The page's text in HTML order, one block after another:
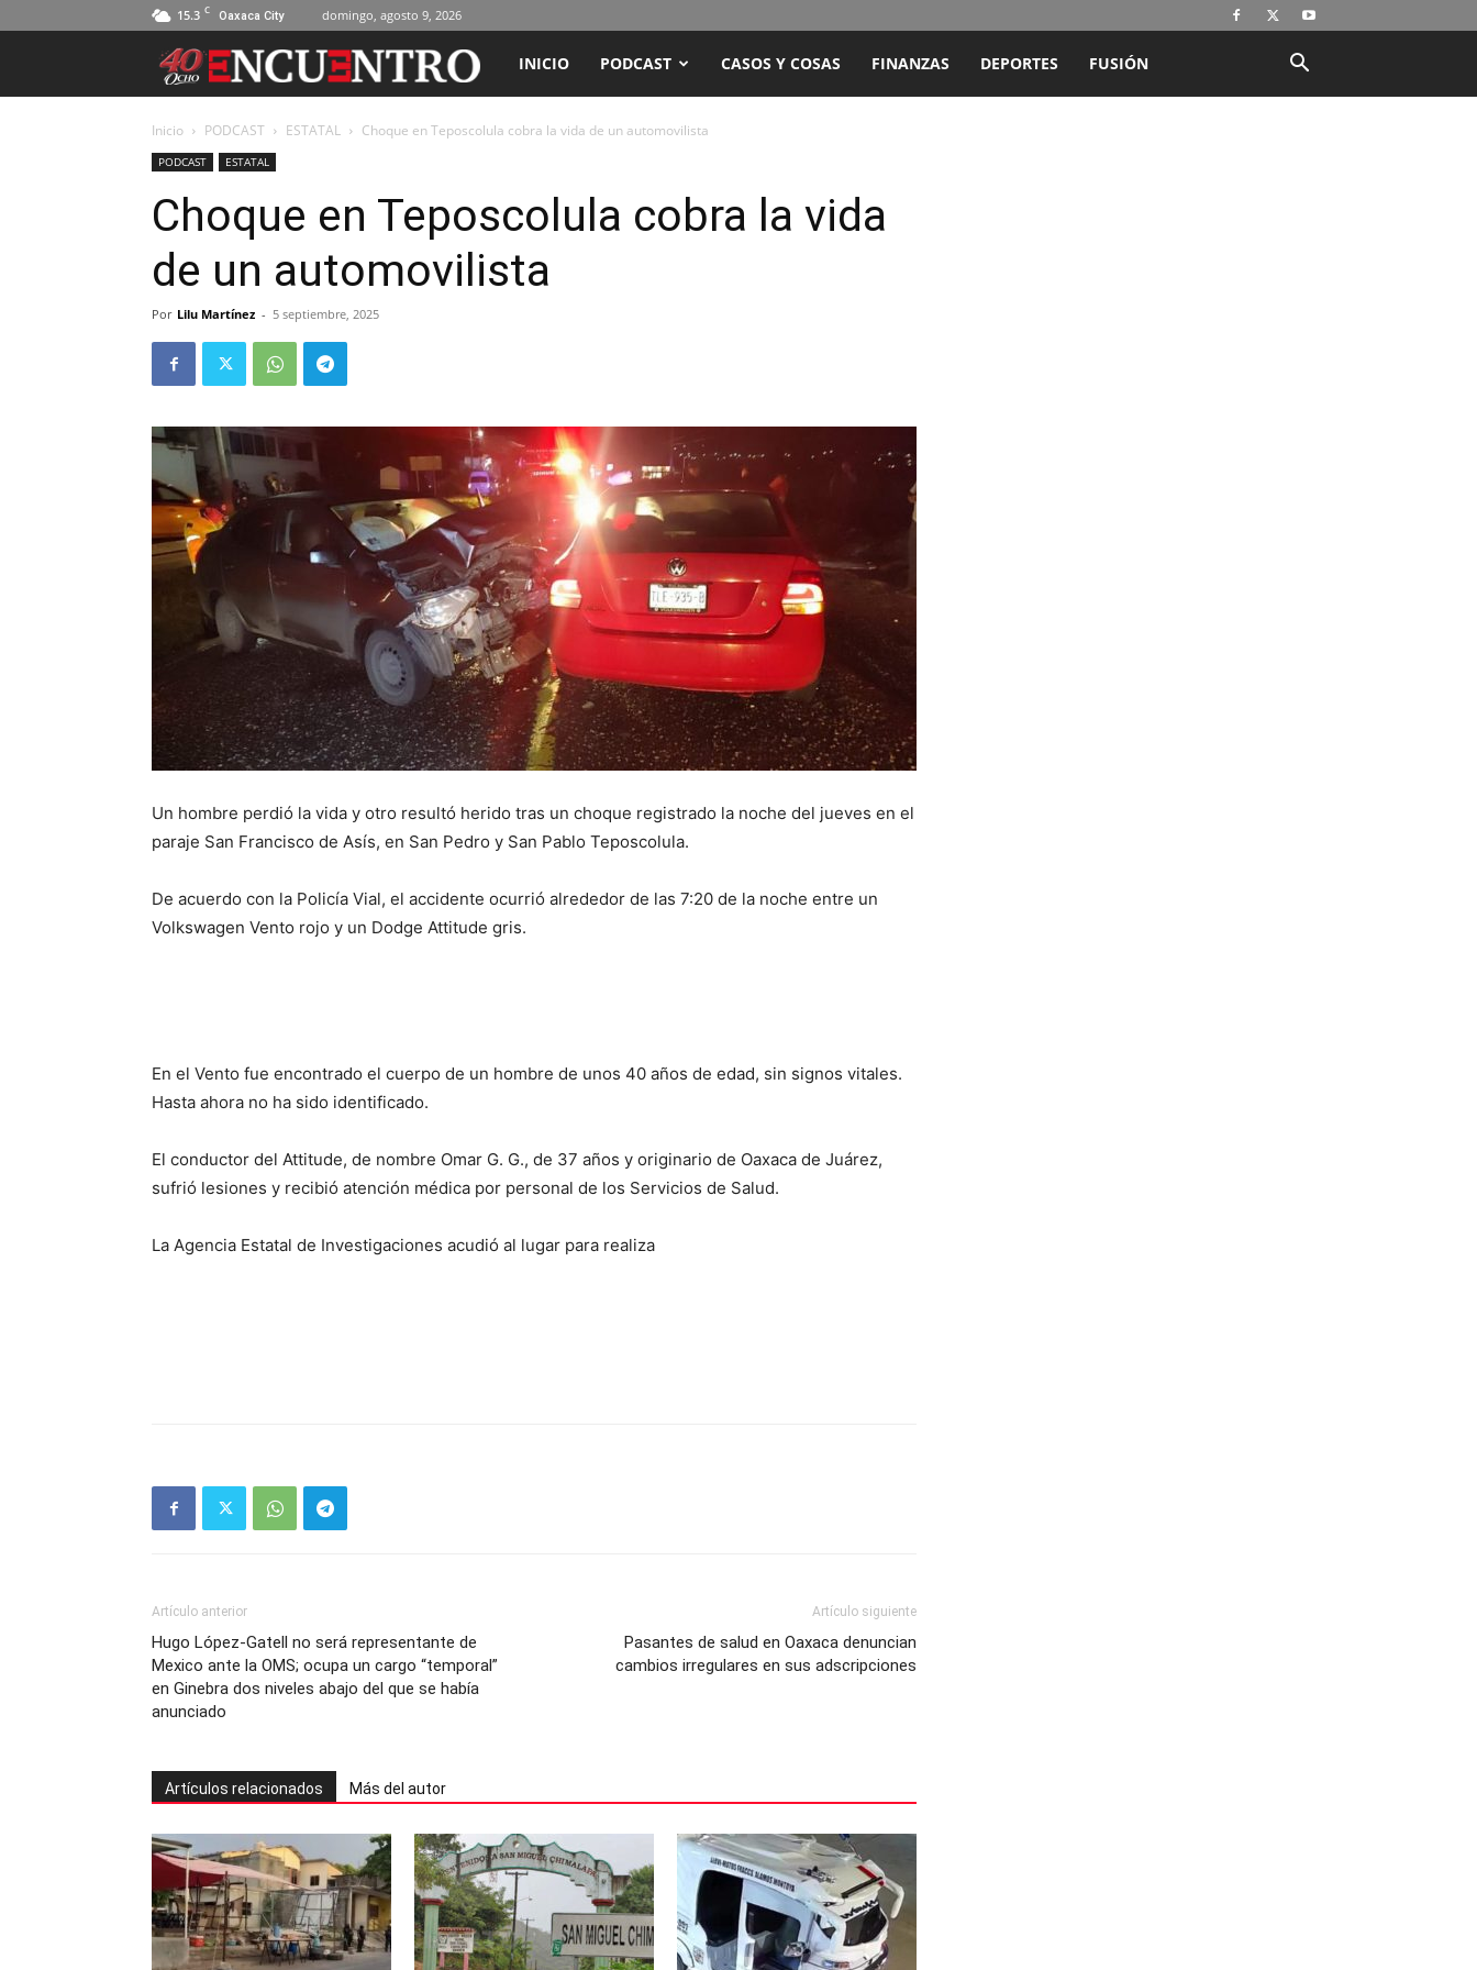
15.3 C Oaxaca City domingo, agosto 9, 2026
ENCUENTRO
RADIO
TELEVISIÓN
INICIO PODCAST CASOS Y COSAS FINANZAS DEPORTES FUSIÓN
Inicio PODCAST ESTATAL Choque en Teposcolula cobra la vida de un automovilista
PODCAST ESTATAL
Choque en Teposcolula cobra la vida
de un automovilista
Por Lilu Martínez - 5 septiembre, 2025
Un hombre perdió la vida y otro resultó herido tras un choque registrado la noche del jueves en el
paraje San Francisco de Asís, en San Pedro y San Pablo Teposcolula.
De acuerdo con la Policía Vial, el accidente ocurrió alrededor de las 7:20 de la noche entre un
Volkswagen Vento rojo y un Dodge Attitude gris.
En el Vento fue encontrado el cuerpo de un hombre de unos 40 años de edad, sin signos vitales.
Hasta ahora no ha sido identificado.
El conductor del Attitude, de nombre Omar G. G., de 37 años y originario de Oaxaca de Juárez,
sufrió lesiones y recibió atención médica por personal de los Servicios de Salud.
La Agencia Estatal de Investigaciones acudió al lugar para realiza
Artículo anterior
Hugo López-Gatell no será representante de
Mexico ante la OMS; ocupa un cargo “temporal”
en Ginebra dos niveles abajo del que se había
anunciado
Artículo siguiente
Pasantes de salud en Oaxaca denuncian
cambios irregulares en sus adscripciones
Artículos relacionados Más del autor